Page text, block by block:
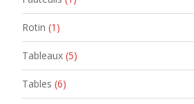
Rotin (1)
Tableaux (5)
Tables (6)